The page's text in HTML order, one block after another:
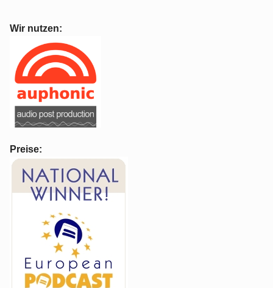
Wir nutzen:
Preise: